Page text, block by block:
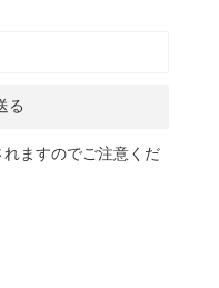
ますのでご注意くだ